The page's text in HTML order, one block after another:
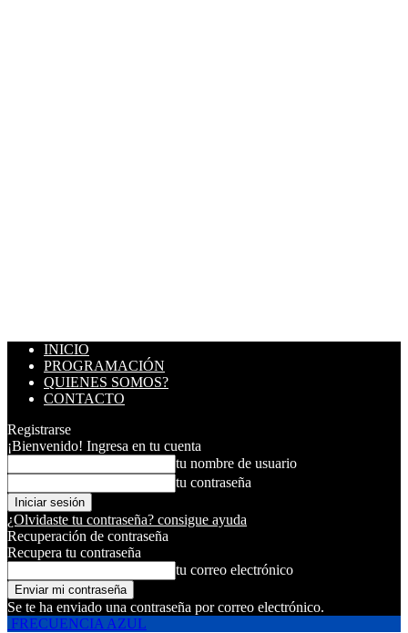
INICIO
PROGRAMACIÓN
QUIENES SOMOS?
CONTACTO
Registrarse
¡Bienvenido! Ingresa en tu cuenta
tu nombre de usuario
tu contraseña
¿Olvidaste tu contraseña? consigue ayuda
Recuperación de contraseña
Recupera tu contraseña
tu correo electrónico
Se te ha enviado una contraseña por correo electrónico.
FRECUENCIA AZUL